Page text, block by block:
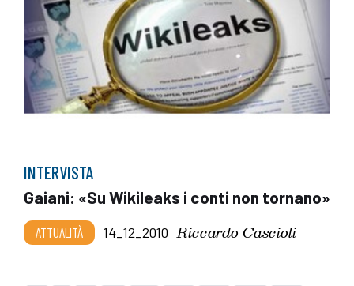
INTERVISTA
Gaiani: «Su Wikileaks i conti non tornano»
ATTUALITÀ 14_12_2010 Riccardo Cascioli